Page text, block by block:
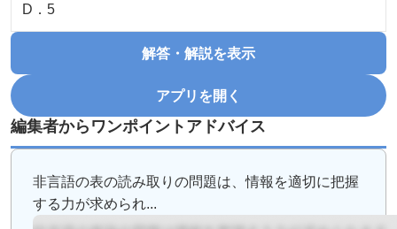
D ． 5
解答・解説を表示
アプリを開く
編集者からワンポイントアドバイス
非言語の表の読み取りの問題は、情報を適切に把握
する力が求められ...